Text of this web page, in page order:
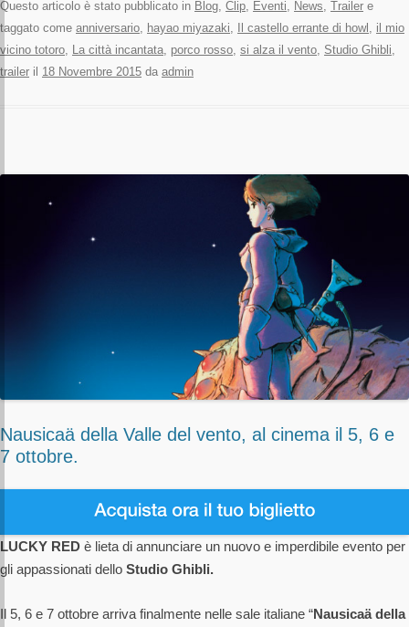
Questo articolo è stato pubblicato in Blog Clip Eventi News Trailer e
taggato come anniversario hayao miyazaki Il castello errante di howl
il mio
vicino totoro La città incantata porco rosso si alza il vento Studio Ghibli
trailer il 18 Novembre 2015 da admin
Nausicaä della Valle del vento, al cinema il 5, 6 e
7 ottobre.
LUCKY RED è lieta di annunciare un nuovo e imperdibile evento per
gli appassionati dello Studio Ghibli.
Il 5, 6 e 7 ottobre arriva finalmente nelle sale italiane “Nausicaä della